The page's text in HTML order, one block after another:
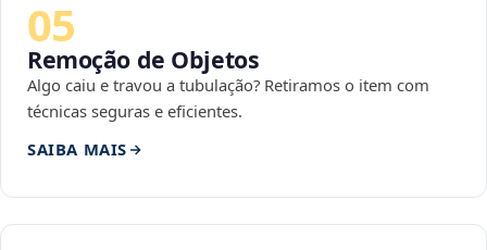
05
Remoção de Objetos
Algo caiu e travou a tubulação? Retiramos o item com
técnicas seguras e eficientes.
SAIBA MAIS